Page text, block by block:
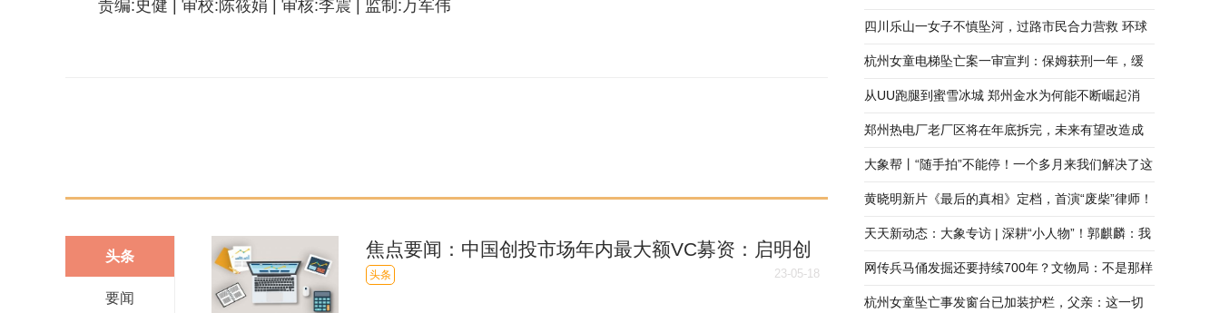
责编:史健 | 审校:陈筱娟 | 审核:李震 | 监制:万军伟
头条
要闻
焦点要闻：中国创投市场年内最大额VC募资：启明创
投完成65亿元基金募集
头条 23-05-18
年，父亲：会继续抗诉 聚看点
四川乐山一女子不慎坠河，过路市民合力营救 环球
聚焦
杭州女童电梯坠亡案一审宣判：保姆获刑一年，缓
刑两年 父亲深夜给女儿写信
从UU跑腿到蜜雪冰城 郑州金水为何能不断崛起消
费“新势力”|豫观察_全球速看
郑州热电厂老厂区将在年底拆完，未来有望改造成
新地标，专家建议“保留式改造”
大象帮丨“随手拍”不能停！一个多月来我们解决了这
些事儿……_环球速看料
黄晓明新片《最后的真相》定档，首演“废柴”律师！
每日看点
天天新动态：大象专访 | 深耕“小人物”！郭麒麟：我
不觉得自己戏路窄！
网传兵马俑发掘还要持续700年？文物局：不是那样
的，每次都挖掘需向国家文物局申请
杭州女童坠亡事发窗台已加装护栏，父亲：这一切